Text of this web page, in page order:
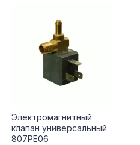
Электромагнитный
клапан универсальный
807PE06